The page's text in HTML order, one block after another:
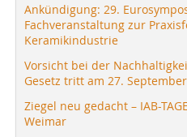
Ankündigung: 29.
Fachveranstaltung zur
Keramikindustrie
Vorsicht bei der
Gesetz tritt am 27.
Ziegel neu gedacht – IAB-
Weimar